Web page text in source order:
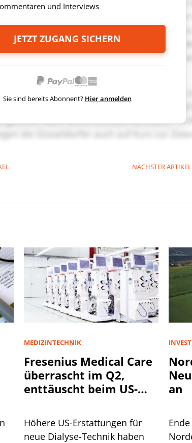
und Interviews
JETZT ZUGANG SICHERN
Sie sind bereits Abonnent? Hier anmelden
NÄCHSTER ARTIKEL
MEDIZINTECHNIK
Fresenius Medical Care
überrascht im Q2,
enttäuscht beim US-
Höhere US-Erstattungen für
neue Dialyse-Technik haben
an